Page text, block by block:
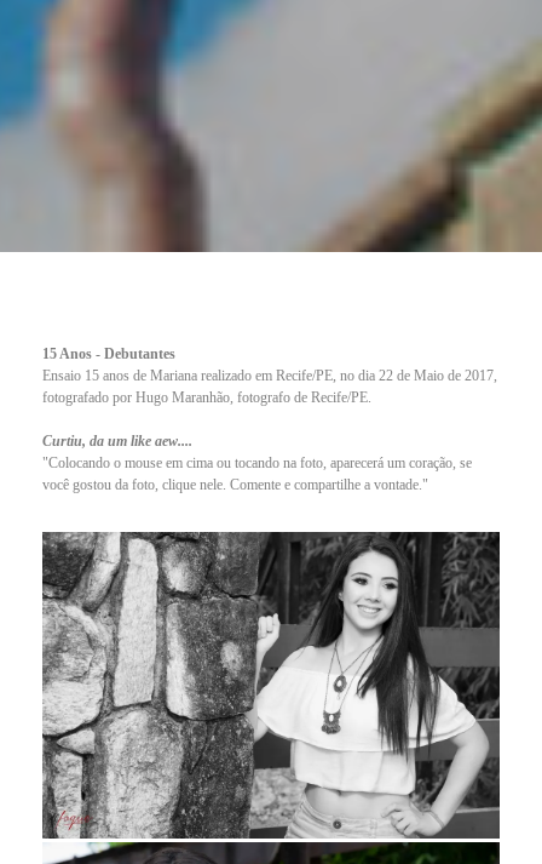
15 Anos - Debutantes
Ensaio 15 anos de Mariana realizado em Recife/PE, no dia 22 de Maio de 2017,
fotografado por Hugo Maranhão, fotografo de Recife/PE.
Curtiu, da um like aew....
"Colocando o mouse em cima ou tocando na foto, aparecerá um coração, se
você gostou da foto, clique nele. Comente e compartilhe a vontade."